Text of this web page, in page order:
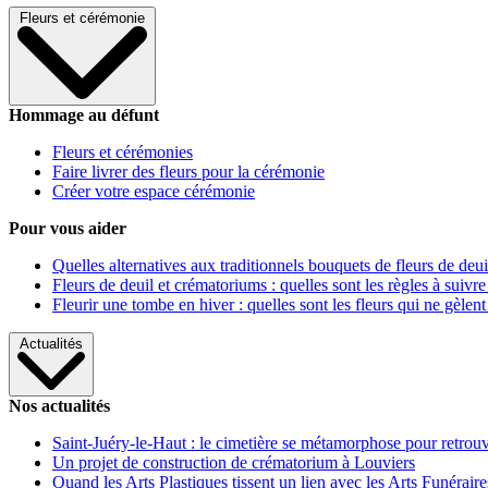
Fleurs et cérémonie
Hommage au défunt
Fleurs et cérémonies
Faire livrer des fleurs pour la cérémonie
Créer votre espace cérémonie
Pour vous aider
Quelles alternatives aux traditionnels bouquets de fleurs de
Fleurs de deuil et crématoriums : quelles sont les règles à
Fleurir une tombe en hiver : quelles sont les fleurs qui ne gèlent
Actualités
Nos actualités
Saint-Juéry-le-Haut : le cimetière se métamorphose pour
Un projet de construction de crématorium à Louviers
Quand les Arts Plastiques tissent un lien avec les Arts